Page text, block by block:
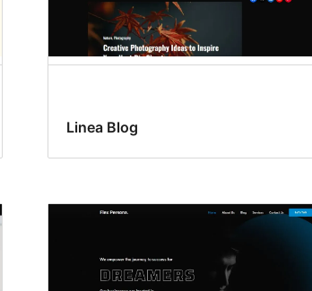
Linea Blog